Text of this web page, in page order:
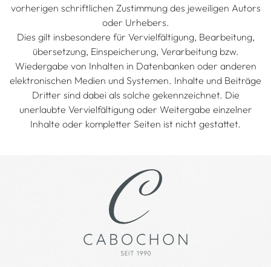
vorherigen schriftlichen Zustimmung des jeweiligen Autors
oder Urhebers.
Dies gilt insbesondere für Vervielfältigung, Bearbeitung,
übersetzung, Einspeicherung, Verarbeitung bzw.
Wiedergabe von Inhalten in Datenbanken oder anderen
elektronischen Medien und Systemen. Inhalte und Beiträge
Dritter sind dabei als solche gekennzeichnet. Die
unerlaubte Vervielfältigung oder Weitergabe einzelner
Inhalte oder kompletter Seiten ist nicht gestattet.